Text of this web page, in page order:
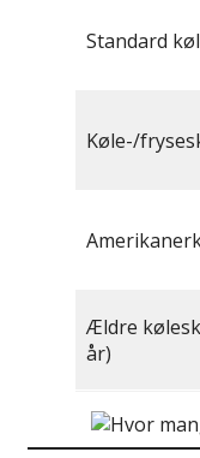
Standard
Køle-/
Ældre
år)